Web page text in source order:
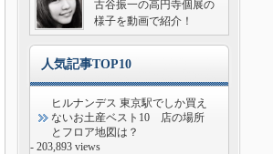
古谷振一の高円寺個展の
様子を動画で紹介！
人気記事TOP10
ヒルナンデス 東京駅でしか買え
ないお土産ベスト10 店の場所
とフロア地図は？
- 203,893 views